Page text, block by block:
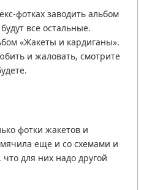
фотках заводить альбом
все остальные.
«Жакеты и кардиганы».
и жаловать, смотрите
фотки жакетов и
еще и со схемами и
для них надо другой